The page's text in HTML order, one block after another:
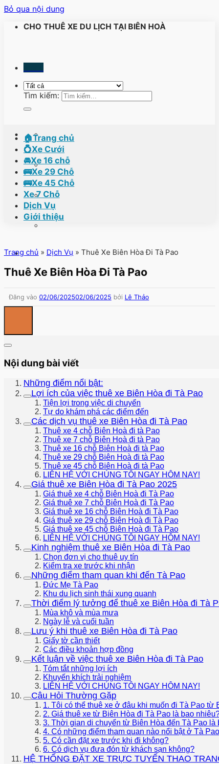
Bỏ qua nội dung
CHO THUÊ XE DU LỊCH TẠI BIÊN HOÀ
Tìm kiếm:
🏠Trang chủ
💍Xe Cưới
🚘Xe 16 chỗ
🚌Xe 29 Chỗ
🚌Xe 45 Chỗ
Xe 7 Chỗ
Dịch Vụ
Giới thiệu
Trang chủ » Dịch Vụ » Thuê Xe Biên Hòa Đi Tà Pao
Thuê Xe Biên Hòa Đi Tà Pao
Đăng vào 02/06/202502/06/2025 bởi Lê Thảo
Nội dung bài viết
Những điểm nổi bật:
Lợi ích của việc thuê xe Biên Hòa đi Tà Pao
Tiện lợi trong việc di chuyển
Tự do khám phá các điểm đến
Các dịch vụ thuê xe Biên Hòa đi Tà Pao
Thuê xe 4 chỗ Biên Hoà đi tà Pao
Thuê xe 7 chỗ Biên Hoà đi tà Pao
Thuê xe 16 chỗ Biên Hoà đi tà Pao
Thuê xe 29 chỗ Biên Hoà đi tà Pao
Thuê xe 45 chỗ Biên Hoà đi tà Pao
LIÊN HỆ VỚI CHÚNG TÔI NGAY HÔM NAY!
Giá thuê xe Biên Hòa đi Tà Pao 2025
Giá thuê xe 4 chỗ Biên Hoà đi Tà Pao
Giá thuê xe 7 chỗ Biên Hoà đi Tà Pao
Giá thuê xe 16 chỗ Biên Hoà đi Tà Pao
Giá thuê xe 29 chỗ Biên Hoà đi Tà Pao
Giá thuê xe 45 chỗ Biên Hoà đi Tà Pao
LIÊN HỆ VỚI CHÚNG TÔI NGAY HÔM NAY!
Kinh nghiệm thuê xe Biên Hòa đi Tà Pao
Chọn đơn vị cho thuê uy tín
Kiểm tra xe trước khi nhận
Những điểm tham quan khi đến Tà Pao
Đức Mẹ Tà Pao
Khu du lịch sinh thái xung quanh
Thời điểm lý tưởng để thuê xe Biên Hòa đi Tà
Mùa khô và mùa mưa
Ngày lễ và cuối tuần
Lưu ý khi thuê xe Biên Hòa đi Tà Pao
Giấy tờ cần thiết
Các điều khoản hợp đồng
Kết luận về việc thuê xe Biên Hòa đi Tà Pao
Tóm tắt những lợi ích
Khuyến khích trải nghiệm
LIÊN HỆ VỚI CHÚNG TÔI NGAY HÔM NAY!
Câu Hỏi Thường Gặp
1. Tôi có thể thuê xe ở đâu khi muốn đi Tà Pao từ
2. Giá thuê xe từ Biên Hòa đi Tà Pao là bao
3. Thời gian di chuyển từ Biên Hòa đến Tà Pao là
4. Có những điểm tham quan nào nổi bật ở Tà
5. Có cần đặt xe trước khi đi không?
6. Có dịch vụ đưa đón từ khách sạn không?
HỆ THỐNG ĐẶT XE TRỰC TUYẾN THAO